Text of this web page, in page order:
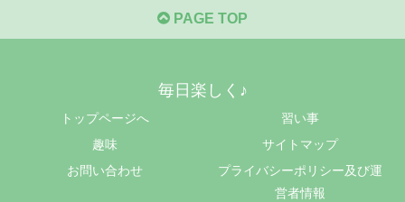
PAGE TOP
毎日楽しく♪
トップページへ
習い事
趣味
サイトマップ
お問い合わせ
プライバシーポリシー及び運
営者情報